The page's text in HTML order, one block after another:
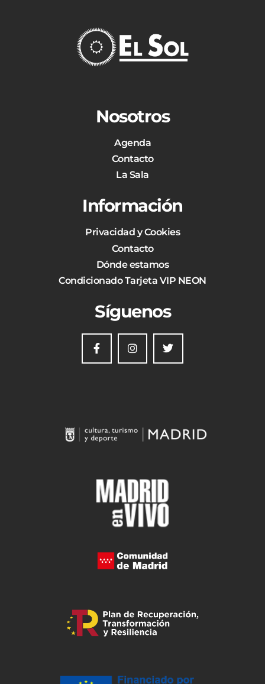
Nosotros
Agenda
Contacto
La Sala
Información
Privacidad y Cookies
Contacto
Dónde estamos
Condicionado Tarjeta VIP NEON
Síguenos